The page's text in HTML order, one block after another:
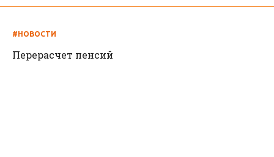
#НОВОСТИ
Перерасчет пенсий